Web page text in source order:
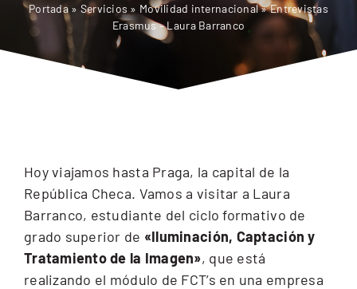
CEX: Audiovisual
Portada» Servicios » Movilidad internacional»Entrevistas
Erasmus – Laura Barranco
Hoy viajamos hasta Praga, la capital de la
República Checa. Vamos a visitar a Laura
Barranco, estudiante del ciclo formativo de
grado superior de «Iluminación, Captación y
Tratamiento de la Imagen», que está
realizando el módulo de FCT’s en una empresa